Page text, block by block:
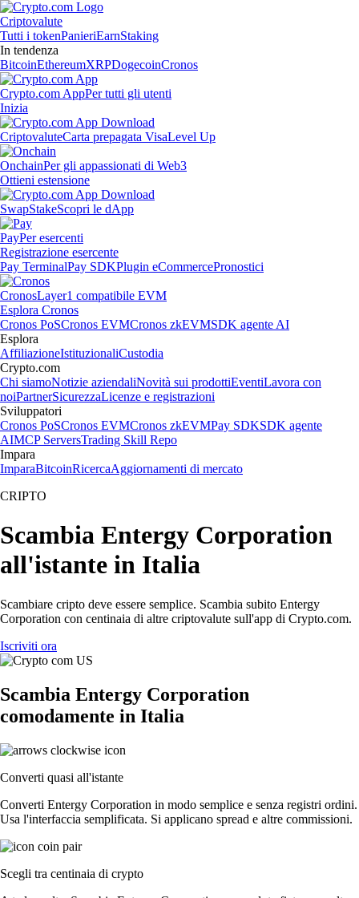
Criptovalute
Tutti i tokenPanieriEarnStaking
In tendenza
BitcoinEthereumXRPDogecoinCronos
Crypto.com AppPer tutti gli utenti
Inizia
CriptovaluteCarta prepagata VisaLevel Up
OnchainPer gli appassionati di Web3
Ottieni estensione
SwapStakeScopri le dApp
PayPer esercenti
Registrazione esercente
Pay TerminalPay SDKPlugin eCommercePronostici
CronosLayer1 compatibile EVM
Esplora Cronos
Cronos PoSCronos EVMCronos zkEVMSDK agente AI
Esplora
AffiliazioneIstituzionaliCustodia
Crypto.com
Chi siamoNotizie aziendaliNovità sui prodottiEventiLavora con
noiPartnerSicurezzaLicenze e registrazioni
Sviluppatori
Cronos PoSCronos EVMCronos zkEVMPay SDKSDK agente
AIMCP ServersTrading Skill Repo
Impara
ImparaBitcoinRicercaAggiornamenti di mercato
CRIPTO
Scambia Entergy Corporation
all'istante in Italia
Scambiare cripto deve essere semplice. Scambia subito Entergy
Corporation con centinaia di altre criptovalute sull'app di Crypto.com.
Iscriviti ora
Scambia Entergy Corporation
comodamente in Italia
Converti quasi all'istante
Converti Entergy Corporation in modo semplice e senza registri ordini.
Usa l'interfaccia semplificata. Si applicano spread e altre commissioni.
Scegli tra centinaia di crypto